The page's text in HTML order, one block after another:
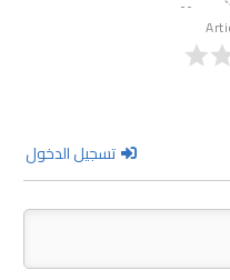
تسجيل الدخول